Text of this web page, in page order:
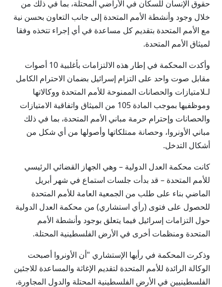
حقوق الإنسان للسكان في الأراضي المحتلة، بما في ذلك من
خلال وجود وأنشطة الأمم المتحدة إلى جانب التعاون بحسن نية
مع الأمم المتحدة بتقديم كل مساعدة في أي إجراء تتخذه وفقا
لميثاق الأمم المتحدة.
وأكدت المحكمة في إطار هذه الالتزامات بأغلبية 10 أصوات
مقابل صوت واحد على التزام إسرائيل بضمان الاحترام الكامل
لـلامتيازات والحصانات الممنوحة للأمم المتحدة ووكالاتها
وموظفيها بموجب المادة 105 من الميثاق واتفاقية الامتيازات
والحصانات وإحترام حرمة مباني الأمم المتحدة، بما في ذلك
مباني الأونروا، وحصانة ممتلكاتها وأصولها من أي شكل من
أشكال التدخل.
كانت محكمة العدل الدولية – وهي الجهاز القضائي الرئيسي
للأمم المتحدة – قد بدأت جلسات استماع في شهر أبريل
الماضي بناء على طلب من الجمعية العامة للأمم المتحدة
للحصول على فتوى (رأي استشاري) من محكمة العدل الدولية
حول التزامات إسرائيل فيما يتعلق بوجود وأنشطة الأمم
المتحدة ومنظمات أخرى في الأرض الفلسطينية المحتلة.
وذكرت المحكمة في رأيها الإستشاري "أن الأونروا أصبحت
الوكالة الرائدة للأمم المتحدة لتقديم الإغاثة والمساعدة للاجئين
الفلسطينيين في الأرض الفلسطينية المحتلة والدول المجاورة،